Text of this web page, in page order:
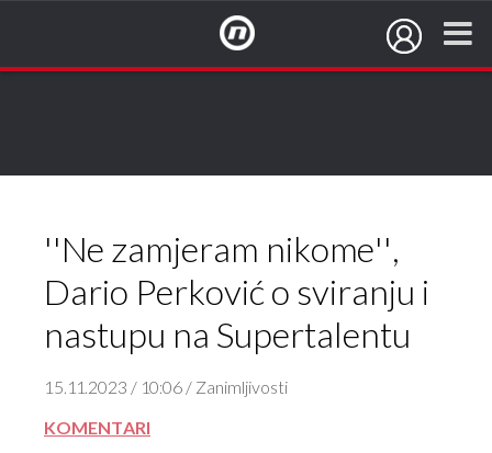
''Ne zamjeram nikome'',
Dario Perković o sviranju i
nastupu na Supertalentu
15.11.2023 / 10:06 / Zanimljivosti
KOMENTARI